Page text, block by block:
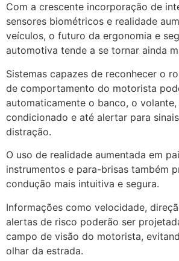
Com a crescente incorporação de
sensores biométricos e realidade
veículos, o futuro da ergonomia e
automotiva tende a se tornar ainda
Sistemas capazes de reconhecer o
de comportamento do motorista
automaticamente o banco, o
condicionado e até alertar para
distração.
O uso de realidade aumentada em
instrumentos e para-brisas também
condução mais intuitiva e segura.
Informações como velocidade,
alertas de risco poderão ser
campo de visão do motorista,
olhar da estrada.